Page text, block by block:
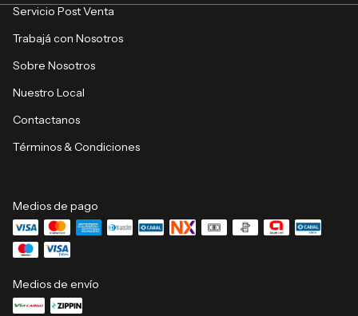
Servicio Post Venta
Trabajá con Nosotros
Sobre Nosotros
Nuestro Local
Contactanos
Términos & Condiciones
Medios de pago
Medios de envío